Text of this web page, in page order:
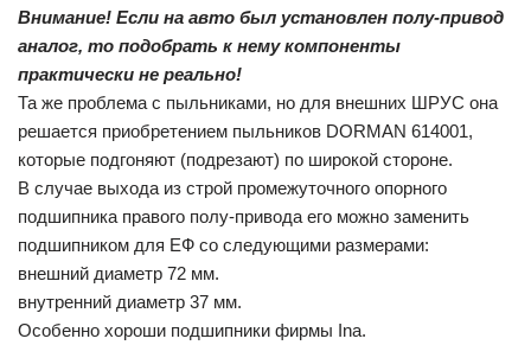
Внимание! Если на авто был установлен полу-привод
аналог, то подобрать к нему компоненты
практически не реально!
Та же проблема с пыльниками, но для внешних ШРУС она
решается приобретением пыльников DORMAN 614001,
которые подгоняют (подрезают) по широкой стороне.
В случае выхода из строй промежуточного опорного
подшипника правого полу-привода его можно заменить
подшипником для ЕФ со следующими размерами:
внешний диаметр 72 мм.
внутренний диаметр 37 мм.
Особенно хороши подшипники фирмы Ina.